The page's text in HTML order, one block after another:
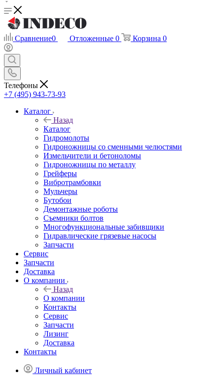
Сравнение0 Отложенные 0 Корзина 0
Телефоны
+7 (495) 943-73-93
Каталог
Назад
Каталог
Гидромолоты
Гидроножницы со сменными челюстями
Измельчители и бетоноломы
Гидроножницы по металлу
Грейферы
Вибротрамбовки
Мульчеры
Бутобои
Демонтажные роботы
Съемники болтов
Многофункциональные забивщики
Гидравлические грязевые насосы
Запчасти
Сервис
Запчасти
Доставка
О компании
Назад
О компании
Контакты
Сервис
Запчасти
Лизинг
Доставка
Контакты
Личный кабинет